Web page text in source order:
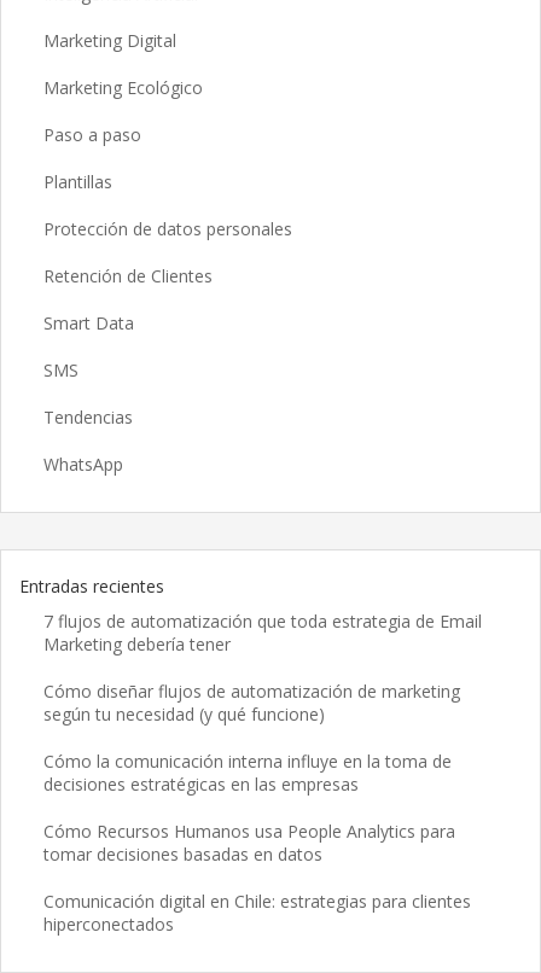
Marketing Digital
Marketing Ecológico
Paso a paso
Plantillas
Protección de datos personales
Retención de Clientes
Smart Data
SMS
Tendencias
WhatsApp
Entradas recientes
7 flujos de automatización que toda estrategia de Email
Marketing debería tener
Cómo diseñar flujos de automatización de marketing
según tu necesidad (y qué funcione)
Cómo la comunicación interna influye en la toma de
decisiones estratégicas en las empresas
Cómo Recursos Humanos usa People Analytics para
tomar decisiones basadas en datos
Comunicación digital en Chile: estrategias para clientes
hiperconectados